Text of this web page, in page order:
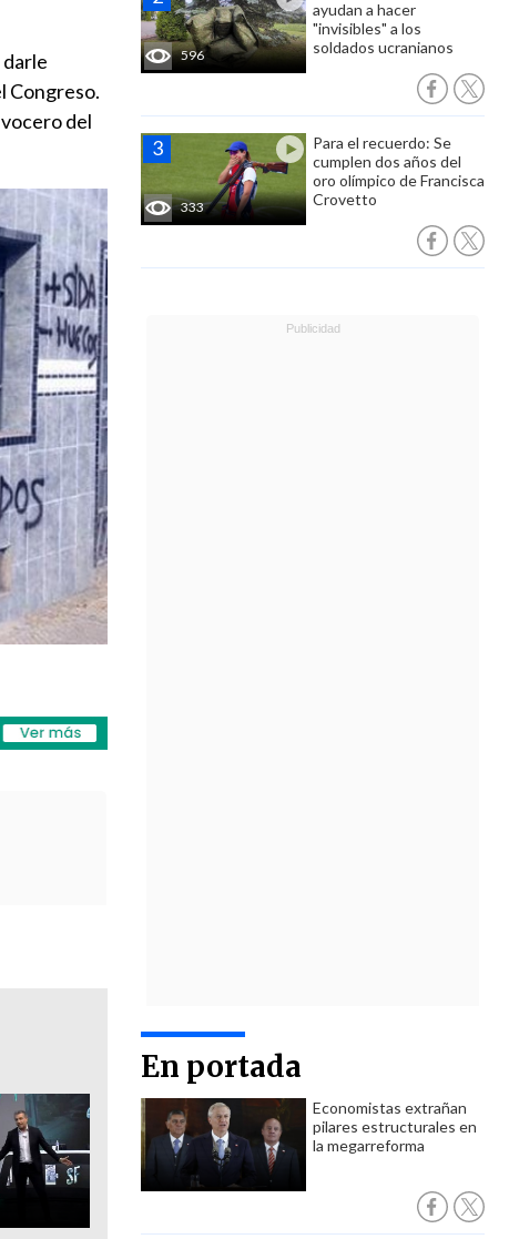
596
ayudan a hacer
"invisibles" a los
soldados ucranianos
333
Para el recuerdo: Se
cumplen dos años del
oro olímpico de Francisca
Crovetto
En portada
Economistas extrañan
pilares estructurales en
la megarreforma
Congreso.
del